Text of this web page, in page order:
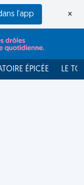
l'app ×
ÉPICÉE LE